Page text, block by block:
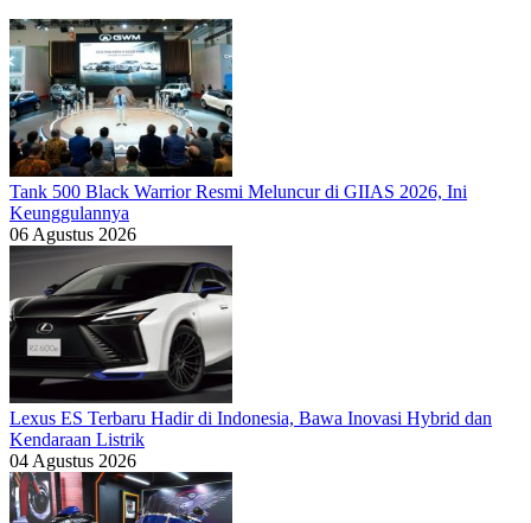
Tank 500 Black Warrior Resmi Meluncur di GIIAS 2026, Ini
Keunggulannya
06 Agustus 2026
Lexus ES Terbaru Hadir di Indonesia, Bawa Inovasi Hybrid dan
Kendaraan Listrik
04 Agustus 2026